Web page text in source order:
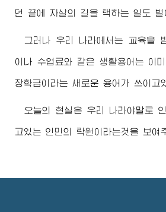
던 끝에 자살의 길을 택하는 일도 벌
그러나 우리 나라에서는 교육을
이나 수업료와 같은 생활용어는 이
장학금이라는 새로운 용어가 쓰이고
오늘의 현실은 우리 나라야말로
고있는 인민의 락원이라는것을 보여